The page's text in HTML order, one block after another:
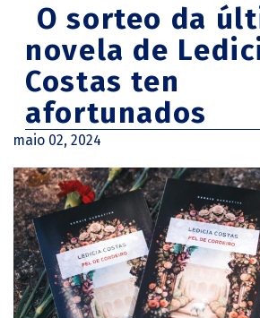
O sorteo da
novela de
Costas ten
afortunados
maio 02, 2024